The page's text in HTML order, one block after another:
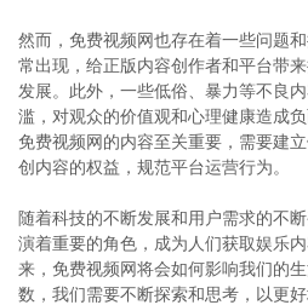
然而，免费视频网也存在着一些问题
常出现，给正版内容创作者和平台带
发展。此外，一些低俗、暴力等不良
滥，对观众的价值观和心理健康造成
免费视频网的内容至关重要，需要建
创内容的权益，规范平台运营行为。
随着科技的不断发展和用户需求的不
演着重要的角色，成为人们获取娱乐
来，免费视频网将会如何影响我们的
数，我们需要不断探索和思考，以更